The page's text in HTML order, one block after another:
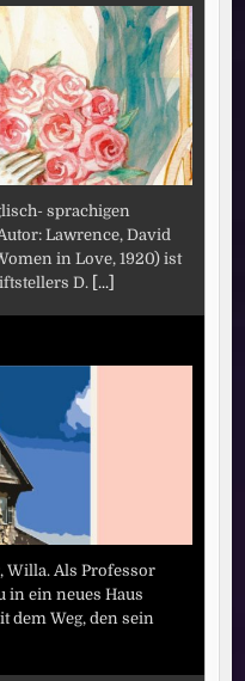
sprachigen
Lawrence, David
in Love, 1920) ist
D. [...]
Willa. Als Professor
in ein neues Haus
dem Weg, den sein